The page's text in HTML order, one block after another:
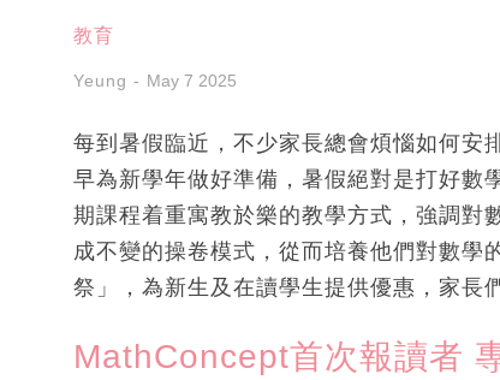
教育
Yeung May 7 2025
每到暑假臨近，不少家長總會煩惱如何安
早為新學年做好準備，暑假絕對是打好
期課程着重寓教於樂的教學方式，強調對
成不變的操卷模式，從而培養他們對數
祭」，為新生及在讀學生提供優惠，家長
MathConcept首次報讀者